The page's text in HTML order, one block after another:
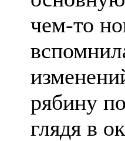
чем-то
рябину
глядя в